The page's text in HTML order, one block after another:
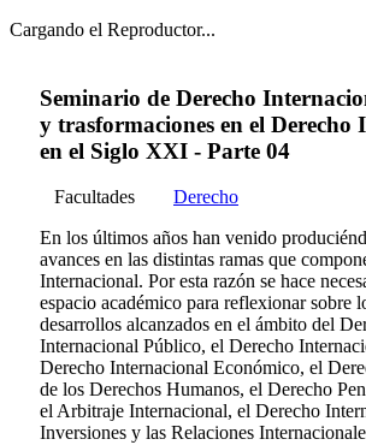
Cargando el Reproductor...
Seminario de Derecho
y trasformaciones en el Derecho
en el Siglo XXI - Parte 04
Facultades
Derecho
En los últimos años han venido
avances en las distintas ramas que
Internacional. Por esta razón se hace
espacio académico para reflexionar sobre
desarrollos alcanzados en el ámbito del
Internacional Público, el Derecho
Derecho Internacional Económico, el
de los Derechos Humanos, el Derecho
el Arbitraje Internacional, el Derecho
Inversiones y las Relaciones